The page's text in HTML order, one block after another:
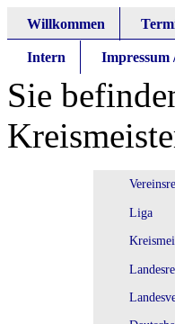
Willkommen
Intern Impressum
Sie
Liga